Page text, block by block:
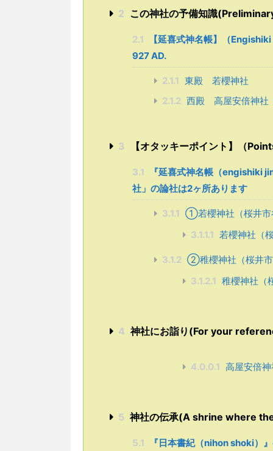
2 この神社の予備知識
2.1
【延喜式神名帳】（
927 AD.
2.1.1 東殿 若櫻神社
2.1.2 西殿 高屋安倍神社
3 【オタッキーポイント】（
3.1
『延喜式神名帳（engishiki
社」の論社は2ヶ所あります
3.1.1 ①若櫻神社（桜井市
3.1.1.1 若櫻神社（
3.1.2 ➁稚櫻神社（桜井市
3.1.2.1 稚櫻神社（
4 神社にお詣り(For your
4.0.0.1 高屋安倍
5 神社の伝承(A shrine where
5.1 『日本書紀（nihon shoki）